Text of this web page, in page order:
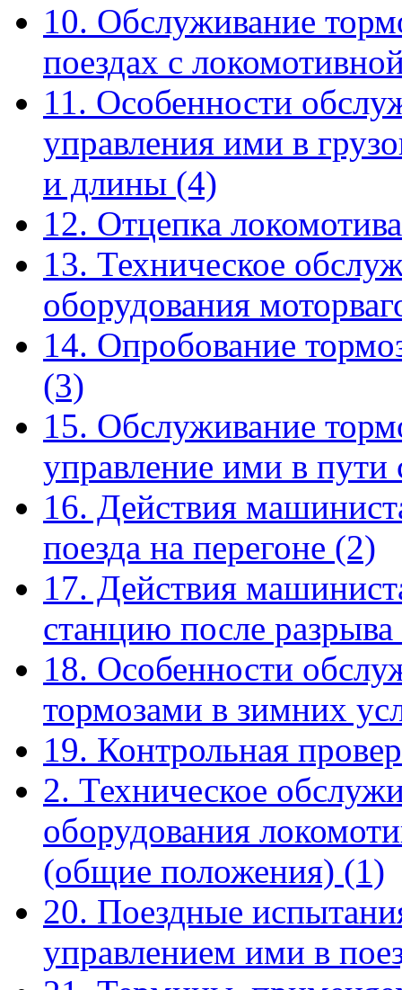
10. Обслуживание
поездах с
11. Особенности
управления ими в
и длины (4)
12. Отцепка
13. Техническое
оборудования
14. Опробование
(3)
15. Обслуживание
управление ими в пути
16. Действия
поезда на перегоне (2)
17. Действия
станцию после разрыва
18. Особенности
тормозами в зимних
19. Контрольная
2. Техническое
оборудования
(общие положения) (1)
20. Поездные
управлением ими в